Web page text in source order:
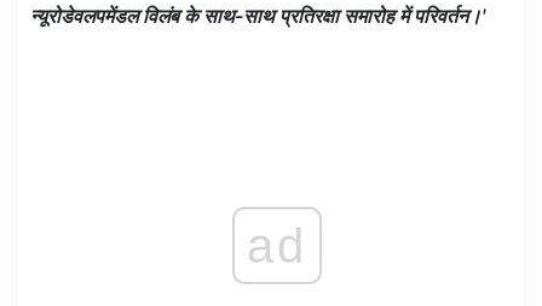
न्यूरोडेवलपमेंडल विलंब के साथ-साथ प्रतिरक्षा समारोह में परिवर्तन।'
ad